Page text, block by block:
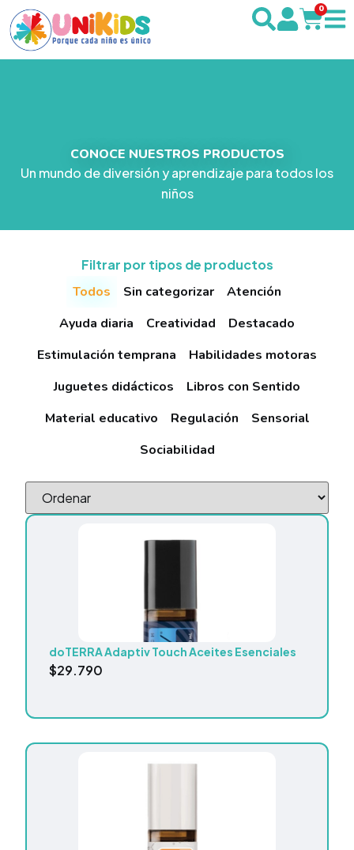
0
CONOCE NUESTROS PRODUCTOS
Un mundo de diversión y aprendizaje para todos los
niños
Filtrar por tipos de productos
Sin categorizar
Atención
Ayuda diaria
Creatividad
Destacado
Estimulación temprana
Habilidades motoras
Juguetes didácticos
Libros con Sentido
Material educativo
Regulación
Sensorial
Sociabilidad
Todos
doTERRA Adaptiv Touch Aceites Esenciales
$29.790